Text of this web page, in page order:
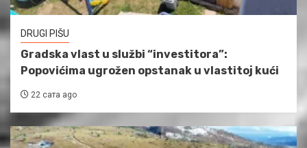
DRUGI PIŠU
Gradska vlast u službi “investitora”:
Popovićima ugrožen opstanak u vlastitoj kući
22 сата ago